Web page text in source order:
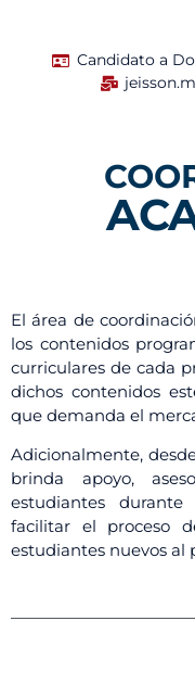
Candidato a
El área de
los contenidos
curriculares de cada
dichos contenidos
que demanda el
Adicionalmente,
brinda apoyo,
estudiantes
facilitar el proceso
estudiantes nuevos al